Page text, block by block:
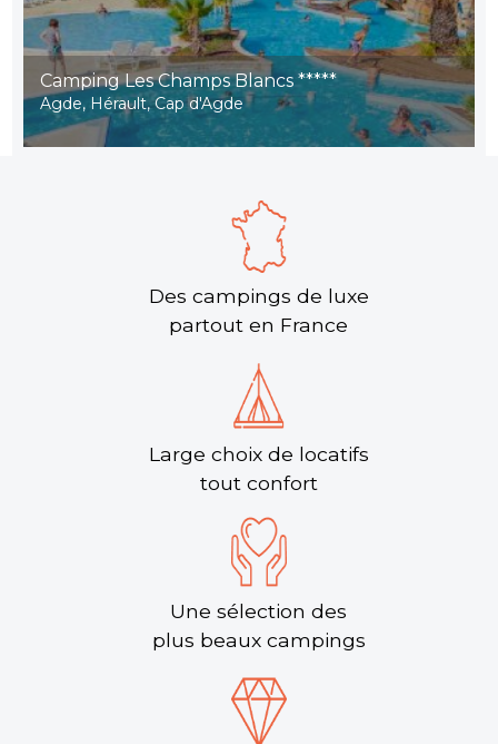
Camping Les Champs Blancs *****
Agde, Hérault, Cap d'Agde
Des campings de luxe
partout en France
Large choix de locatifs
tout confort
Une sélection des
plus beaux campings